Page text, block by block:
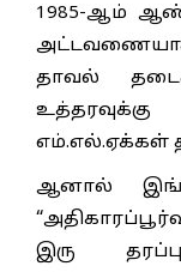
1985-ஆம்
தாவல்
எம்.எல்.ஏக்கள்
ஆனால்
இரு